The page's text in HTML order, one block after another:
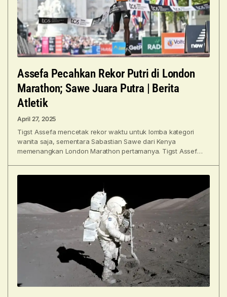
Assefa Pecahkan Rekor Putri di London
Marathon; Sawe Juara Putra | Berita
Atletik
April 27, 2025
Tigst Assefa mencetak rekor waktu untuk lomba kategori
wanita saja, sementara Sabastian Sawe dari Kenya
memenangkan London Marathon pertamanya. Tigst Assefa